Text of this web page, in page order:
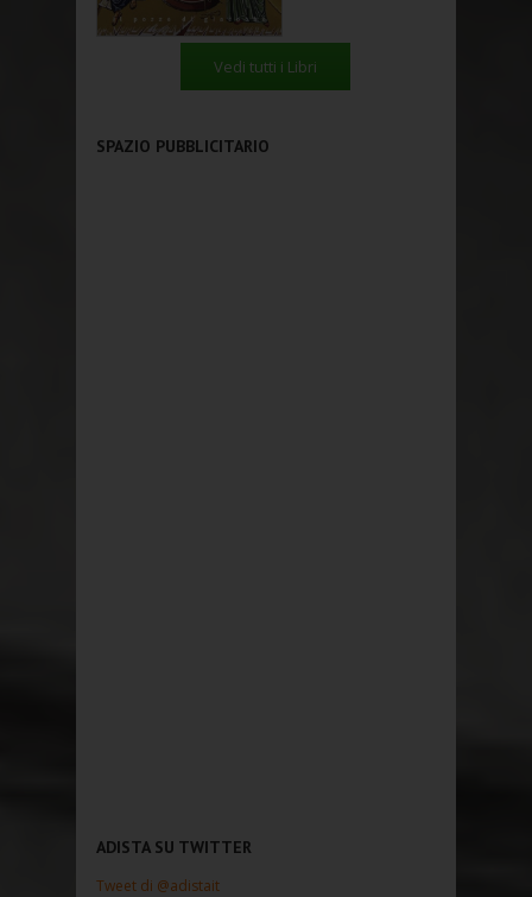
Vedi tutti i Libri
SPAZIO PUBBLICITARIO
ADISTA SU TWITTER
Tweet di @adistait